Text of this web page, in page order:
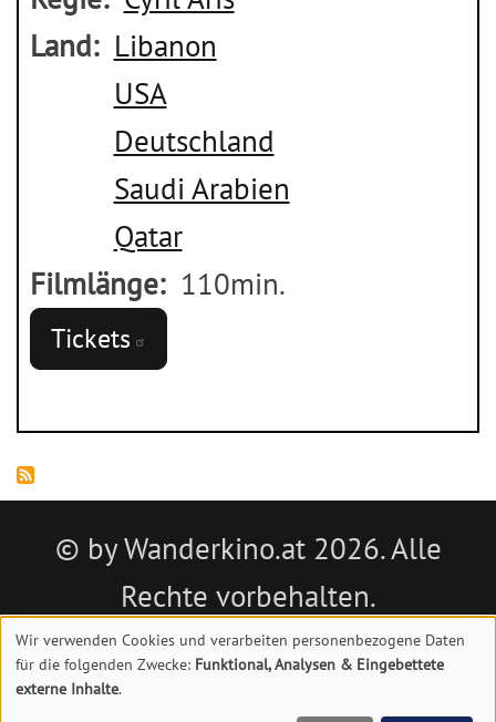
Land
Libanon
USA
Deutschland
Saudi Arabien
Qatar
Filmlänge
110min.
Tickets
© by Wanderkino.at 2026. Alle
Rechte vorbehalten.
Impressum|Datenschutz|Kontakt
Verwendung
Wir verwenden Cookies und verarbeiten personenbezogene Daten
für die folgenden Zwecke: Funktional, Analysen & Eingebettete
externe Inhalte.